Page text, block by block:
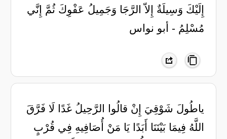
إِلَيْكَ وَسِيلَةٌ إِلاّ الرَّجَا وَجَمِيلُ عَفْوِكَ ثُمَّ إِنَّي
مُسْلِمُ - أبو نواس
ياطُولَ شَوْقِيَ إِنْ قالُوا الرَّحِيلُ غَدًا لَا فَرَّقَ
اللَّهُ فِيمَا بَيْنَنَا أَبَدًا يَا مَنْ أُصَافِيهِ فِي قُرْبٍ